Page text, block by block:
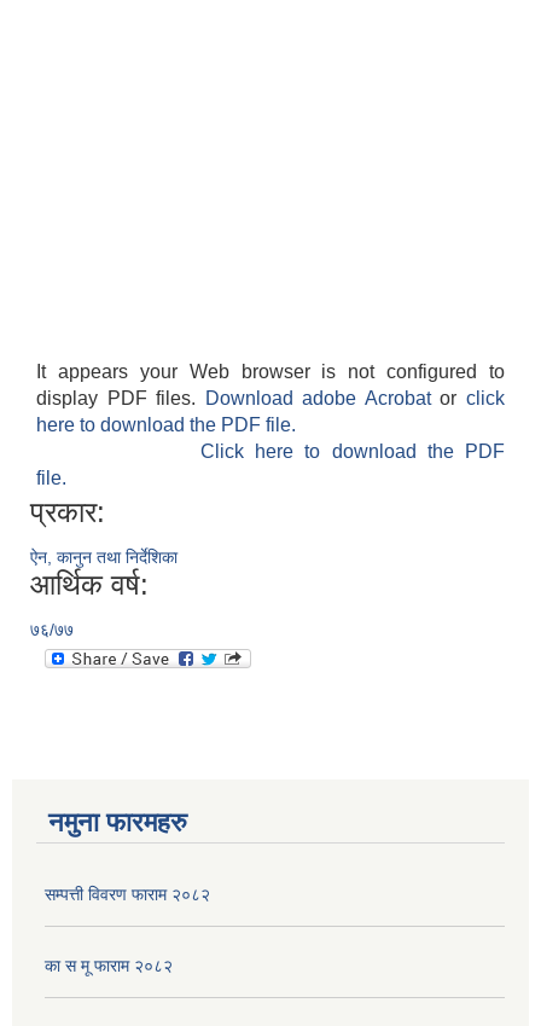
It appears your Web browser is not configured to
display PDF files.
Download adobe Acrobatorclick
here to download the PDF file.
Click here to download the PDF
file.
प्रकार:
ऐन, कानुन तथा निर्देशिका
आर्थिक वर्ष:
७६/७७
नमुना फारमहरु
सम्पत्ती विवरण फाराम २०८२
का स मू फाराम २०८२